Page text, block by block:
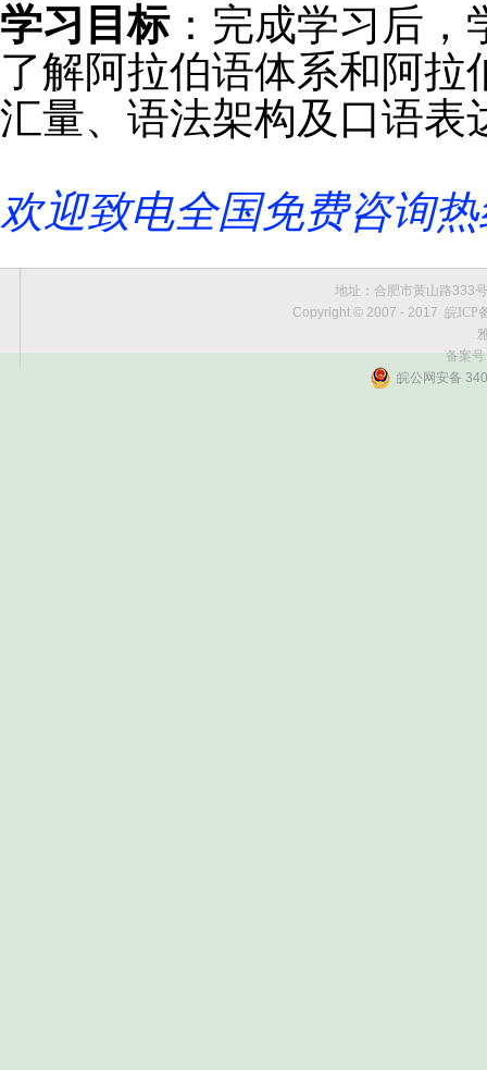
学习目标：完成学习后，
了解阿拉伯语体系和阿
汇量、语法架构及口语表
欢迎致电全国免费咨询
地址：合肥市黄山路333
Copyright © 2007 - 2017 皖ICP
备案
皖公网安备